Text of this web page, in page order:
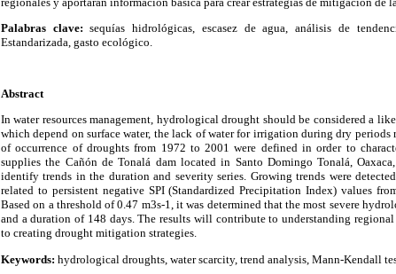
Palabras clave: sequías hidrológicas, escasez de agua, análisis de
Estandarizada, gasto ecológico.
Abstract
In water resources management, hydrological drought should be considered a
which depend on surface water, the lack of water for irrigation during dry
of occurrence of droughts from 1972 to 2001 were defined in order to
supplies the Cañón de Tonalá dam located in Santo Domingo Tonalá,
identify trends in the duration and severity series. Growing trends were
related to persistent negative SPI (Standardized Precipitation Index) values
Based on a threshold of 0.47 m3s-1, it was determined that the most severe
and a duration of 148 days. The results will contribute to understanding
to creating drought mitigation strategies.
Keywords: hydrological droughts, water scarcity, trend analysis, Mann-Kendall